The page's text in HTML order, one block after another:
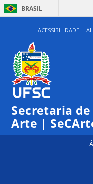
BRASIL
ACESSIBILIDADE
Secretaria
Arte |